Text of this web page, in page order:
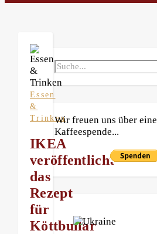
Essen
&
Trinken
IKEA
veröffentlicht
das
Rezept
für
Köttbullar
Wir freuen uns über eine
Kaffeespende...